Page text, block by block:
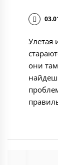
Улетая
они